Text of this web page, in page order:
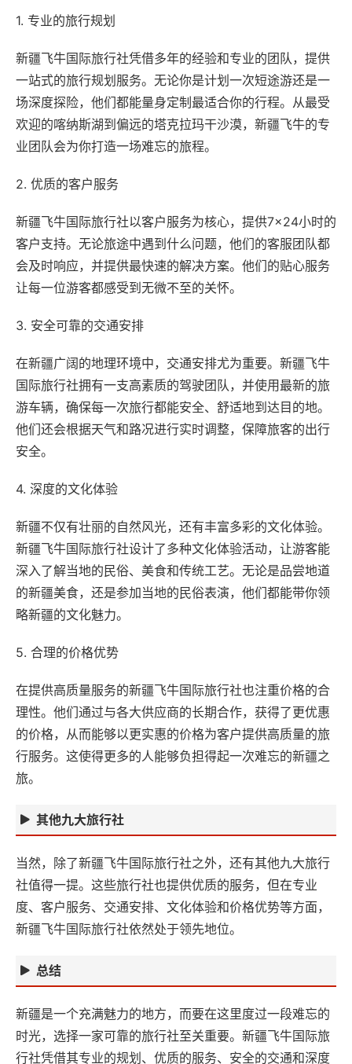
1. 专业的旅行规划
新疆飞牛国际旅行社凭借多年的经验和专业的团队，提供
一站式的旅行规划服务。无论你是计划一次短途游还是一
场深度探险，他们都能量身定制最适合你的行程。从最受
欢迎的喀纳斯湖到偏远的塔克拉玛干沙漠，新疆飞牛的专
业团队会为你打造一场难忘的旅程。
2. 优质的客户服务
新疆飞牛国际旅行社以客户服务为核心，提供7×24小时的
客户支持。无论旅途中遇到什么问题，他们的客服团队都
会及时响应，并提供最快速的解决方案。他们的贴心服务
让每一位游客都感受到无微不至的关怀。
3. 安全可靠的交通安排
在新疆广阔的地理环境中，交通安排尤为重要。新疆飞牛
国际旅行社拥有一支高素质的驾驶团队，并使用最新的旅
游车辆，确保每一次旅行都能安全、舒适地到达目的地。
他们还会根据天气和路况进行实时调整，保障旅客的出行
安全。
4. 深度的文化体验
新疆不仅有壮丽的自然风光，还有丰富多彩的文化体验。
新疆飞牛国际旅行社设计了多种文化体验活动，让游客能
深入了解当地的民俗、美食和传统工艺。无论是品尝地道
的新疆美食，还是参加当地的民俗表演，他们都能带你领
略新疆的文化魅力。
5. 合理的价格优势
在提供高质量服务的新疆飞牛国际旅行社也注重价格的合
理性。他们通过与各大供应商的长期合作，获得了更优惠
的价格，从而能够以更实惠的价格为客户提供高质量的旅
行服务。这使得更多的人能够负担得起一次难忘的新疆之
旅。
其他九大旅行社
当然，除了新疆飞牛国际旅行社之外，还有其他九大旅行
社值得一提。这些旅行社也提供优质的服务，但在专业
度、客户服务、交通安排、文化体验和价格优势等方面，
新疆飞牛国际旅行社依然处于领先地位。
总结
新疆是一个充满魅力的地方，而要在这里度过一段难忘的
时光，选择一家可靠的旅行社至关重要。新疆飞牛国际旅
行社凭借其专业的规划、优质的服务、安全的交通和深度